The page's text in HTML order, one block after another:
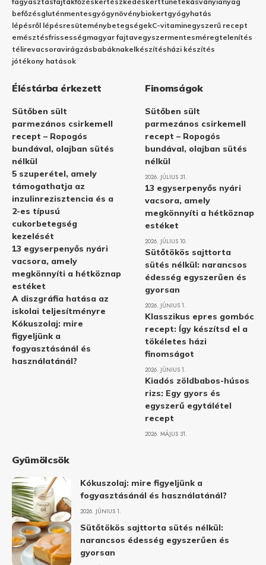
befőzésgluténmentesgyógynövénybiokertgyógyhatás
lépésről lépésresüteménybetegségekC-vitaminegyszerű recept
emésztésfrissességmagyar fajtavegyszermentesméregtelenítés
télirevacsoravirágzásbabáknakelkészítésházi készítés
jótékony hatások
Éléstárba érkezett
Sütőben sült
parmezános csirkemell
recept – Ropogós
bundával, olajban sütés
nélkül
5 szuperétel, amely
támogathatja az
inzulinrezisztencia és a
2-es típusú
cukorbetegség
kezelését
13 egyserpenyős nyári
vacsora, amely
megkönnyíti a hétköznap
estéket
A diszgráfia hatása az
iskolai teljesítményre
Kókuszolaj: mire
figyeljünk a
fogyasztásánál és
használatánál?
Finomságok
Sütőben sült
parmezános csirkemell
recept – Ropogós
bundával, olajban sütés
nélkül
2026. JÚLIUS 31.
13 egyserpenyős nyári
vacsora, amely
megkönnyíti a hétköznap
estéket
2026. JÚLIUS 10.
Sütőtökös sajttorta
sütés nélkül: narancsos
édesség egyszerűen és
gyorsan
2026. JÚNIUS 1.
Klasszikus epres gombóc
recept: Így készítsd el a
tökéletes házi
finomságot
2026. JÚNIUS 1.
Kiadós zöldbabos-húsos
rizs: Egy gyors és
egyszerű egytálétel
recept
2026. MÁJUS 31.
Gyümölcsök
Kókuszolaj: mire figyeljünk a
fogyasztásánál és használatánál?
2026. JÚNIUS 1.
Sütőtökös sajttorta sütés nélkül:
narancsos édesség egyszerűen és
gyorsan